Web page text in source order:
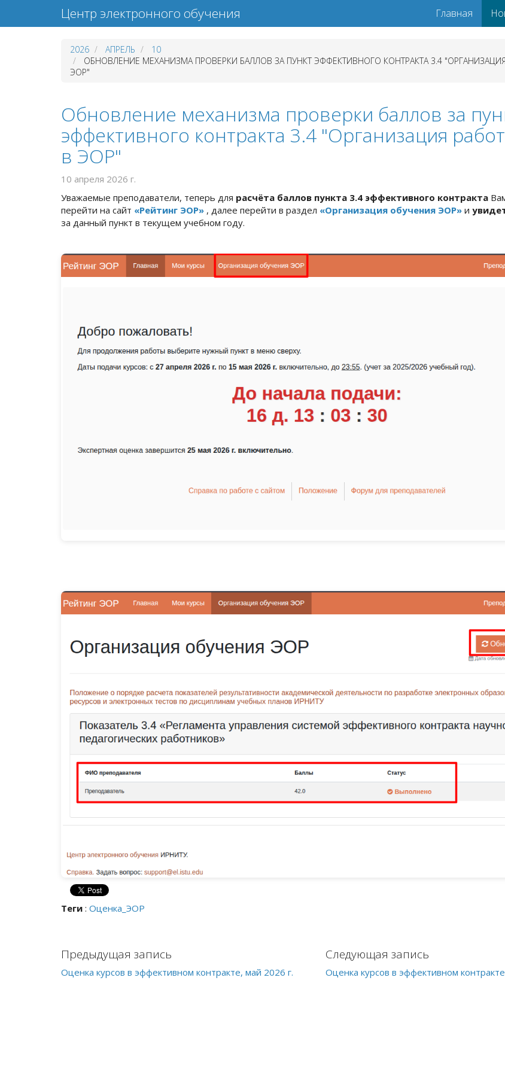
Центр электронного обучения Главная
2026 АПРЕЛЬ
10
ОБНОВЛЕНИЕ МЕХАНИЗМА ПРОВЕРКИ БАЛЛОВ ЗА ПУНКТ ЭФФЕКТИВНОГО КОНТРАКТА 3.4
ЭОР"
Обновление механизма проверки баллов за
эффективного контракта 3.4 "Организация
в ЭОР"
10 апреля 2026 г.
Уважаемые преподаватели, теперь для расчёта баллов пункта 3.4 эффективного контракта
перейти на сайт «Рейтинг ЭОР» , далее перейти в раздел «Организация обучения ЭОР» и
за данный пункт в текущем учебном году.
Теги : Оценка_ЭОР
Следующая запись
Оценка курсов в эффективном
Предыдущая запись
Оценка курсов в эффективном контракте, май 2026 г.